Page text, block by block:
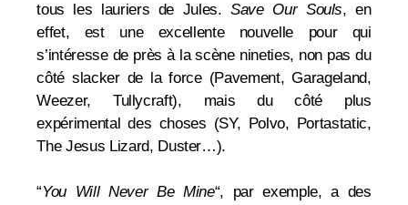
tous les lauriers de Jules.Save Our Souls, en
effet, est une excellente nouvelle pour qui
s’intéresse de près à la scène nineties, non pas du
côté slacker de la force (Pavement, Garageland,
Weezer, Tullycraft), mais du côté plus
expérimental des choses (SY, Polvo, Portastatic,
The Jesus Lizard, Duster…).
“You Will Never Be Mine“, par exemple, a des